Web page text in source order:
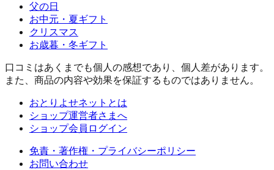
父の日
お中元・夏ギフト
クリスマス
お歳暮・冬ギフト
口コミはあくまでも個人の感想であり、個人差があります。
また、商品の内容や効果を保証するものではありません。
おとりよせネットとは
ショップ運営者さまへ
ショップ会員ログイン
免責・著作権・プライバシーポリシー
お問い合わせ